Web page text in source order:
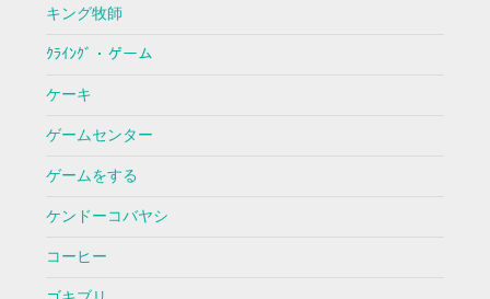
キング牧師
ｸﾗｲﾝｸﾞ・ゲーム
ケーキ
ゲームセンター
ゲームをする
ケンドーコバヤシ
コーヒー